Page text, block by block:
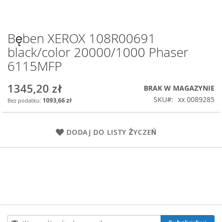
Przejdź
na
początek
galerii
Bęben XEROX 108R00691
black/color 20000/1000 Phaser
6115MFP
1345,20 zł
1093,66 zł
BRAK W MAGAZYNIE
SKU
xx 0089285
DODAJ DO LISTY ŻYCZEŃ
Subskrybuj